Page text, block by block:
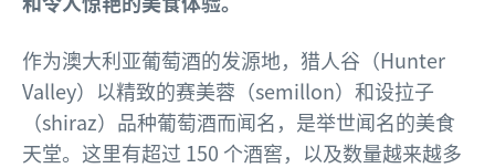
作为澳大利亚葡萄酒的发源地，猎人谷（Hunter
Valley）以精致的赛美蓉（semillon）和设拉子
（shiraz）品种葡萄酒而闻名，是举世闻名的美食
天堂。这里有超过 150 个酒窖，以及数量越来越多